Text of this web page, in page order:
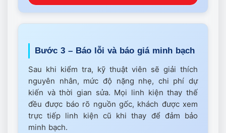
Bước 3 – Báo lỗi và báo giá minh bạch
Sau khi kiểm tra, kỹ thuật viên sẽ giải thích
nguyên nhân, mức độ nặng nhẹ, chi phí dự
kiến và thời gian sửa. Mọi linh kiện thay thế
đều được báo rõ nguồn gốc, khách được xem
trực tiếp linh kiện cũ khi thay để đảm bảo
minh bạch.